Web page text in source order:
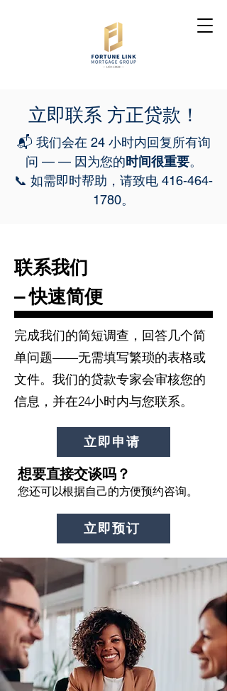
立即联系 方正贷款！
📬 我们会在 24 小时内回复所有询
问 — — 因为您的时间很重要。
📞 如需即时帮助，请致电 416-464-
1780。
联系我们
– 快速简便
完成我们的简短调查，回答几个简
单问题——无需填写繁琐的表格或
文件。我们的贷款专家会审核您的
信息，并在24小时内与您联系。
立即申请
想要直接交谈吗？
您还可以根据自己的方便预约咨询。
立即预订